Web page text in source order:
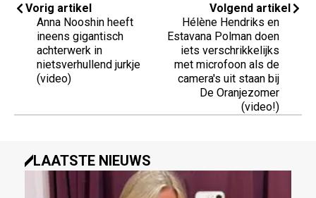
Vorig artikel
Anna Nooshin heeft
ineens gigantisch
achterwerk in
nietsverhullend jurkje
(video)
Volgend artikel
Hélène Hendriks en
Estavana Polman doen
iets verschrikkelijks
met microfoon als de
camera's uit staan bij
De Oranjezomer
(video!)
LAATSTE NIEUWS